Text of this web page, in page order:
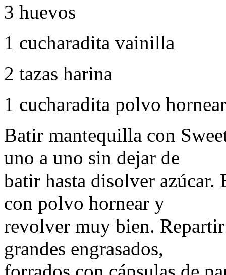
3 huevos
1 cucharadita vainilla
2 tazas harina
1 cucharadita polvo hornear
Batir mantequilla con
uno a uno sin dejar de
batir hasta disolver
con polvo hornear y
revolver muy bien.
grandes engrasados,